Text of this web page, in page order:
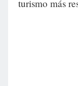
turismo más